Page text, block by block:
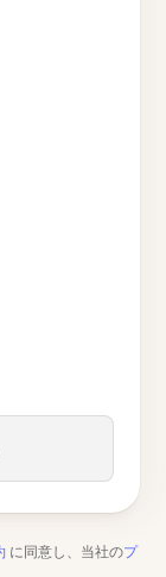
に同意し、当社のプ